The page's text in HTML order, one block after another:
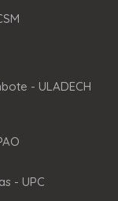
- ULADECH
- UPC